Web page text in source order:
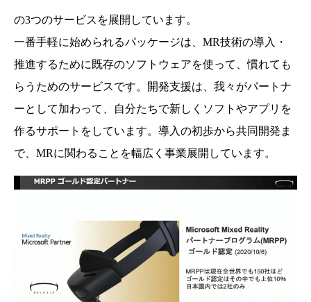
の3つのサービスを展開しています。
一番手軽に始められるパッケージは、MR技術の導入・
推進するために既存のソフトウェアを使って、慣れても
らうためのサービスです。開発支援は、我々がパートナ
ーとして加わって、自分たちで新しくソフトやアプリを
作るサポートをしています。導入の初歩から共同開発ま
で、MRに関わることを幅広く事業展開しています。